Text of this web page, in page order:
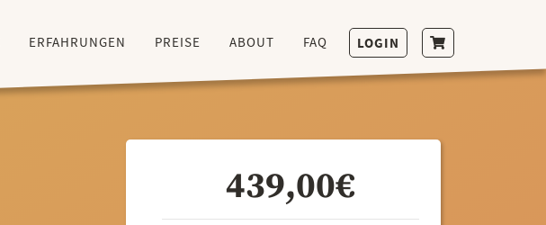
ERFAHRUNGEN PREISE ABOUT FAQ LOGIN
439,00€